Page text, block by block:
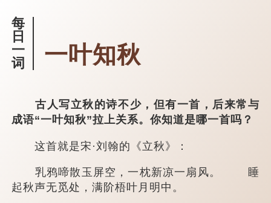
每
日
一
词
一叶知秋
古人写立秋的诗不少，但有一首，后来常与
成语“一叶知秋”拉上关系。你知道是哪一首吗？
这首就是宋·刘翰的《立秋》：
乳鸦啼散玉屏空，一枕新凉一扇风。 睡
起秋声无觅处，满阶梧叶月明中。